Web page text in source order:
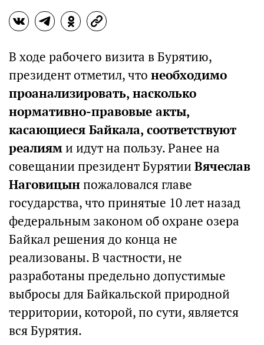
В ходе рабочего визита в Бурятию,
президент отметил, что необходимо
проанализировать, насколько
нормативно-правовые акты,
касающиеся Байкала, соответствуют
реалиями идут на пользу. Ранее на
совещании президент Бурятии Вячеслав
Наговицынпожаловался главе
государства, что принятые 10 лет назад
федеральным законом об охране озера
Байкал решения до конца не
реализованы. В частности, не
разработаны предельно допустимые
выбросы для Байкальской природной
территории, которой, по сути, является
вся Бурятия.